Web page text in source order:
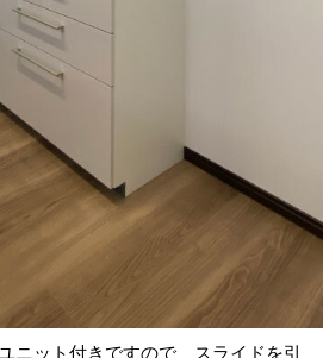
ニット付きですので、スライドを引